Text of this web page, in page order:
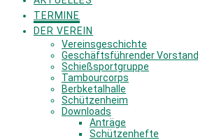
TERMINE
DER VEREIN
Vereinsgeschichte
Geschäftsführender Vorstand
Schießsportgruppe
Tambourcorps
Berbketalhalle
Schützenheim
Downloads
Anträge
Schützenhefte